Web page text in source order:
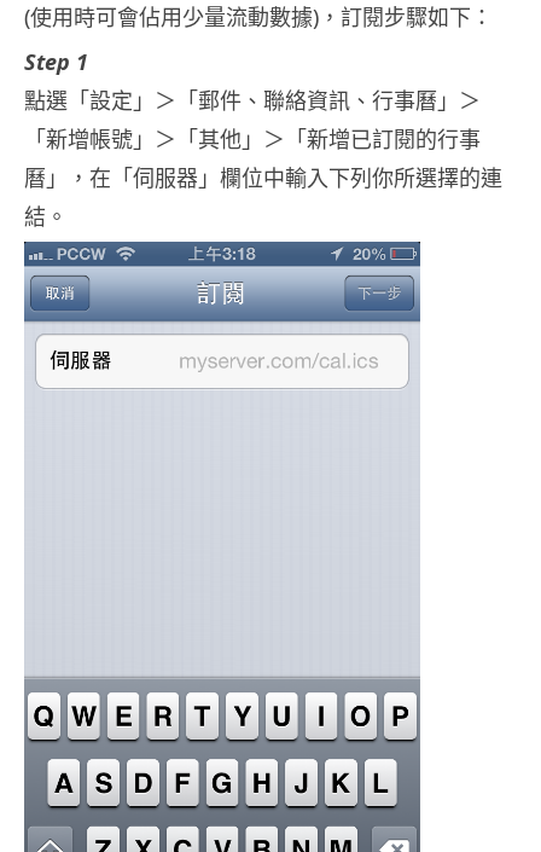
(使用時可會佔用少量流動數據)，訂閱步驟如下：
Step 1
點選「設定」＞「郵件、聯絡資訊、行事曆」＞
「新增帳號」＞「其他」＞「新增已訂閱的行事
曆」，在「伺服器」欄位中輸入下列你所選擇的連
結。